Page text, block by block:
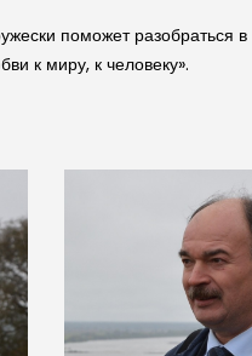
поможет разобраться
к миру, к человеку».